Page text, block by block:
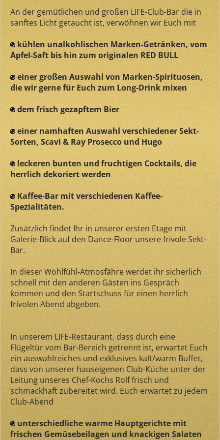
An der gemütlichen und großen LIFE-Club-Bar die in
sanftes Licht getaucht ist, verwöhnen wir Euch mit
kühlen unalkohlischen Marken-Getränken, vom
Apfel-Saft bis hin zum originalen RED BULL
einer großen Auswahl von Marken-Spirituosen,
die wir gerne für Euch zum Long-Drink mixen
dem frisch gezapftem Bier
einer namhaften Auswahl verschiedener Sekt-
Sorten, Scavi & Ray Prosecco und Hugo
leckeren bunten und fruchtigen Cocktails, die
herrlich dekoriert werden
Kaffee-Bar mit verschiedenen Kaffee-
Spezialitäten.
Zusätzlich findet Ihr in unserer ersten Etage mit
Galerie-Blick auf den Dance-Floor unsere frivole Sekt-
Bar.
In dieser Wohlfühl-Atmosfähre werdet ihr sicherlich
schnell mit den anderen Gästen ins Gespräch
kommen und den Startschuss für einen herrlich
frivolen Abend abgeben.
In unserem LIFE-Restaurant, dass durch eine
Flügeltür vom Bar-Bereich getrennt ist, erwartet Euch
ein auswahlreiches und exklusives kalt/warm Buffet,
dass von unserer hauseigenen Club-Küche unter der
Leitung unseres Chef-Kochs Rolf frisch und
schmackhaft zubereitet wird. Euch erwartet zu jedem
Club-Abend
unterschiedliche warme Hauptgerichte mit
frischen Gemüsebeilagen und knackigen Salaten